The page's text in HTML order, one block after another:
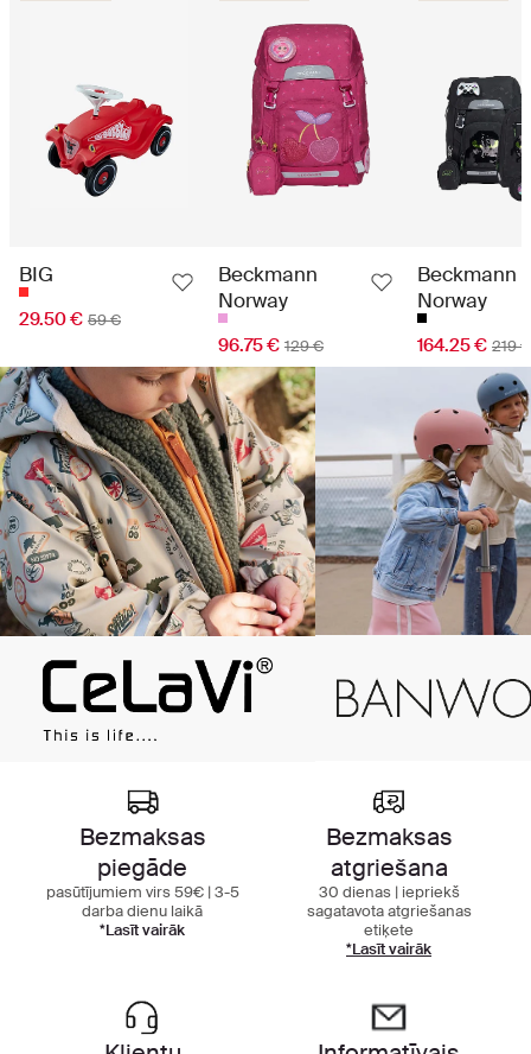
BIG
29.50 € 59 €
Beckmann
Norway
96.75 € 129 €
Beckmann
Norway
164.25 € 219 €
Bezmaksas
piegāde
pasūtījumiem virs 59€ | 3-5
darba dienu laikā
*Lasīt vairāk
Bezmaksas
atgriešana
30 dienas | iepriekš
sagatavota atgriešanas
etiķete
*Lasīt vairāk